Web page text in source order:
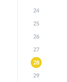
24
25
26
27
28
29